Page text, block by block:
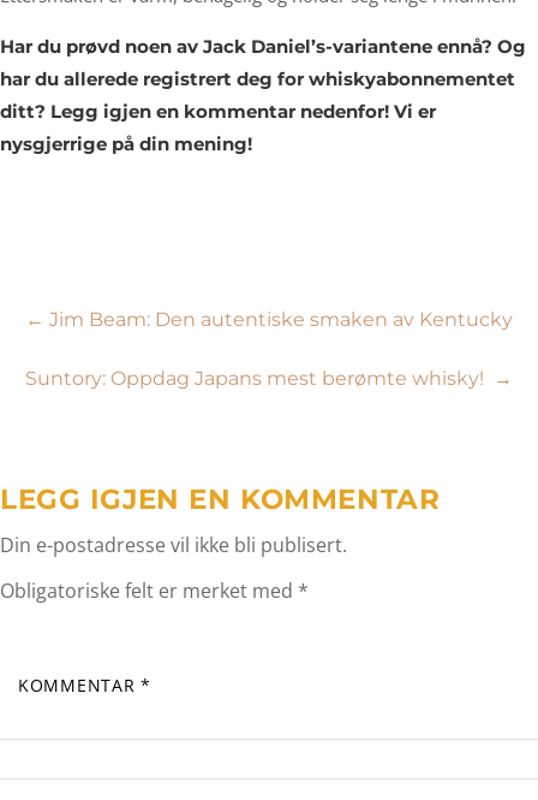
Har du prøvd noen av Jack Daniel’s-variantene ennå? Og
har du allerede registrert deg for whiskyabonnementet
ditt? Legg igjen en kommentar nedenfor! Vi er
nysgjerrige på din mening!
Innleggsnavigasjon
← Jim Beam: Den autentiske smaken av Kentucky
Suntory: Oppdag Japans mest berømte whisky! →
LEGG IGJEN EN KOMMENTAR
Din e-postadresse vil ikke bli publisert.
Obligatoriske felt er merket med *
KOMMENTAR *